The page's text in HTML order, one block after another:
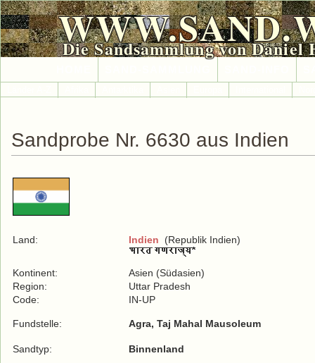
Die Sandsammlung von Daniel
Sandprobe Nr. 6630 aus Indien
Land: Indien (Republik Indien)
Kontinent:
Asien (Südasien)
Region:
Uttar Pradesh
Code:
IN-UP
Fundstelle: Agra, Taj Mahal Mausoleum
Sandtyp: Binnenland